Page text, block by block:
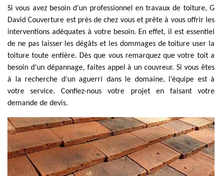
Si vous avez besoin d’un professionnel en travaux de toiture, G
David Couverture est près de chez vous et prête à vous offrir les
interventions adéquates à votre besoin. En effet, il est essentiel
de ne pas laisser les dégâts et les dommages de toiture user la
toiture toute entière. Dès que vous remarquez que votre toit a
besoin d’un dépannage, faites appel à un couvreur. Si vous êtes
à la recherche d’un aguerri dans le domaine, l’équipe est à
votre service. Confiez-nous votre projet en faisant votre
demande de devis.